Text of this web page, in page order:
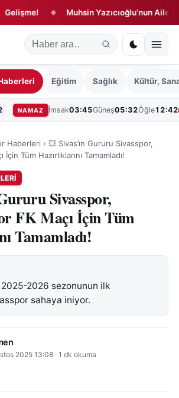
◆ Muhsin Yazıcıoğlu’nun Ailesi
Eğitim Sağlık Kültür,
NAMAZ İmsak03:45Güneş05:32Öğle12:42
Haberleri › 💥 Sivas’ın Gururu Sivasspor,
Tüm Hazırlıklarını Tamamladı!
Sivasspor,
FK Maçı İçin Tüm
Tamamladı!
2026 sezonunun ilk
sahaya iniyor.
2025 13:08 · 1 dk okuma